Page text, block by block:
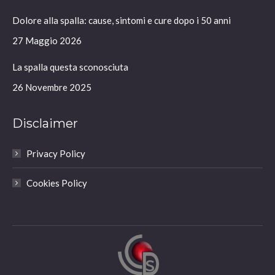
new
window
new
window
new
window
new
window
Dolore alla spalla: cause, sintomi e cure dopo i 50 anni
27 Maggio 2026
La spalla questa sconosciuta
26 Novembre 2025
Disclaimer
Privacy Policy
Cookies Policy